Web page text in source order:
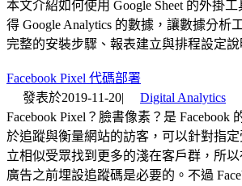
本文介紹如何使用 Google Sheet 的外掛
得 Google Analytics 的數據，讓數據分析
完整的安裝步驟、報表建立與排程設定說
Facebook Pixel 代碼部署
發表於2019-11-20|
Digital Analytics
Facebook Pixel？臉書像素？是 Facebook
於追蹤與衡量網站的訪客，可以針對指
立相似受眾找到更多的淺在客戶群，所以
廣告之前埋設追蹤碼是必要的。不過